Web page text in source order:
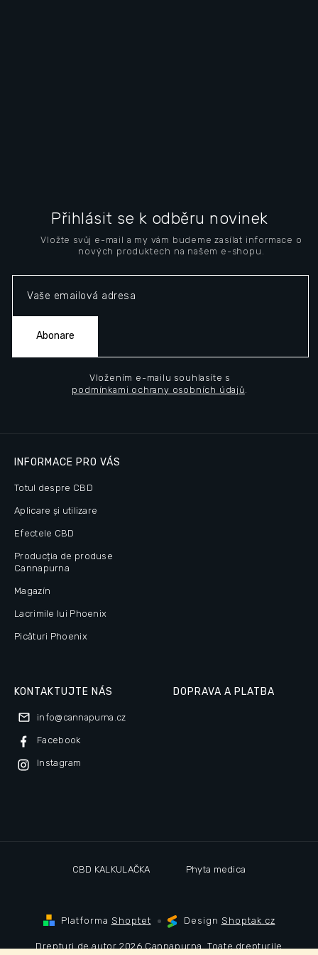
Přihlásit se k odběru novinek
Vložte svůj e-mail a my vám budeme zasílat informace o
nových produktech na našem e-shopu.
Abonare
Vložením e-mailu souhlasíte s
podmínkami ochrany osobních údajů
INFORMACE PRO VÁS
Totul despre CBD
Aplicare și utilizare
Efectele CBD
Producția de produse
Cannapurna
Magazín
Lacrimile lui Phoenix
Picături Phoenix
KONTAKTUJTE NÁS
info@ cannapurna.cz
Facebook
Instagram
DOPRAVA A PLATBA
CBD KALKULAČKA Phyta medica
Platforma Shoptet Design Shoptak.cz
Drepturi de autor 2026 Cannapurna . Toate drepturile